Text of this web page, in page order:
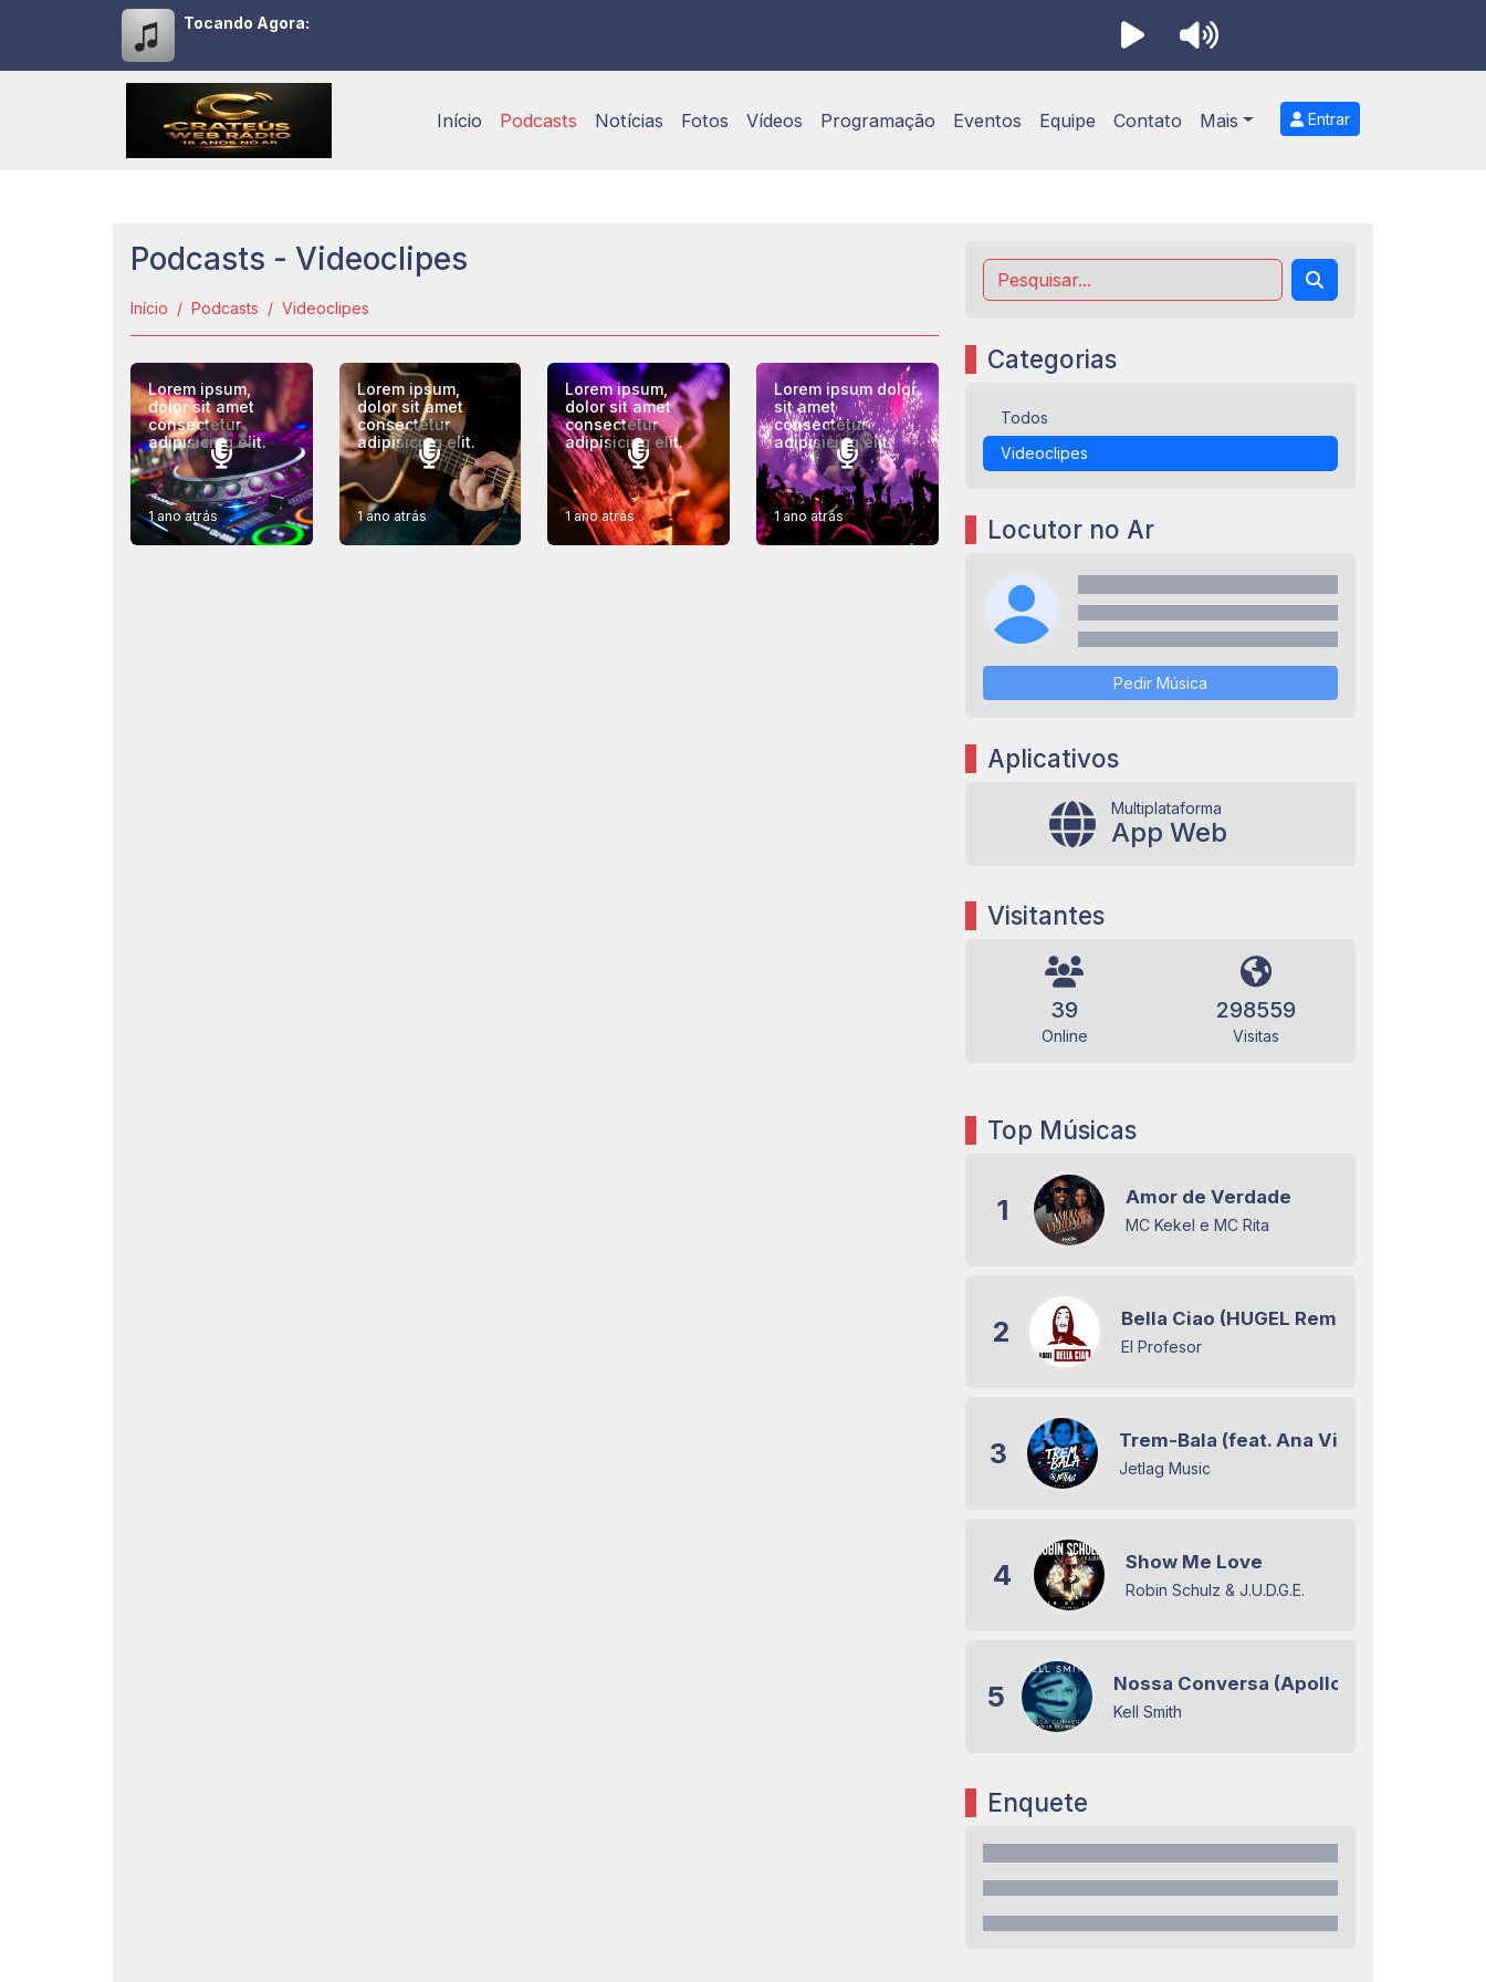
Tocando Agora:
Início Podcasts Notícias Fotos Vídeos Programação Eventos Equipe Contato Mais Entrar
Podcasts - Videoclipes
Início Podcasts Videoclipes
Lorem ipsum,
dolor sit amet
consectetur
adipisicing elit.
1 ano atrás
Lorem ipsum,
dolor sit amet
consectetur
adipisicing elit.
1 ano atrás
Lorem ipsum,
dolor sit amet
consectetur
adipisicing elit.
1 ano atrás
Lorem ipsum dolor
sit amet
consectetur
adipisicing elit.
1 ano atrás
Categorias
Todos
Videoclipes
Locutor no Ar
Pedir Música
Aplicativos
Multiplataforma
App Web
Visitantes
39
Online
298559
Visitas
Top Músicas
1 Amor de Verdade
MC Kekel e MC Rita
2 Bella Ciao (HUGEL Remix)
El Profesor
3 Trem-Bala (feat. Ana Vilela)
Jetlag Music
4 Show Me Love
Robin Schulz & J.U.D.G.E.
5 Nossa Conversa (Apollo 55 Remix)
Kell Smith
Enquete